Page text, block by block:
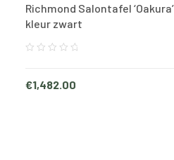
Richmond Salontafel
kleur zwart
€1,482.00